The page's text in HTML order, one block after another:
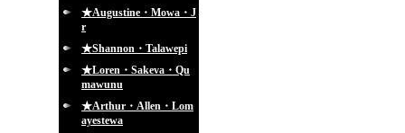
★Augustine・Mowa・J
r
★Shannon・Talawepi
★Loren・Sakeva・Qu
mawunu
★Arthur・Allen・Lom
ayestewa